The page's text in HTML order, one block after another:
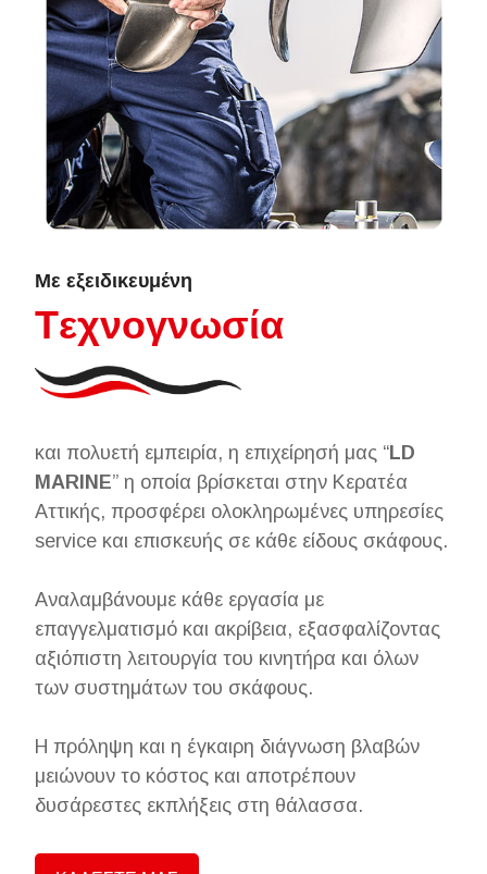
Με εξειδικευμένη
Tεχνογνωσία
και πολυετή εμπειρία, η επιχείρησή μας “LD
MARINE” η οποία βρίσκεται στην Κερατέα
Αττικής, προσφέρει ολοκληρωμένες υπηρεσίες
service και επισκευής σε κάθε είδους σκάφους.
Αναλαμβάνουμε κάθε εργασία με
επαγγελματισμό και ακρίβεια, εξασφαλίζοντας
αξιόπιστη λειτουργία του κινητήρα και όλων
των συστημάτων του σκάφους.
Η πρόληψη και η έγκαιρη διάγνωση βλαβών
μειώνουν το κόστος και αποτρέπουν
δυσάρεστες εκπλήξεις στη θάλασσα.